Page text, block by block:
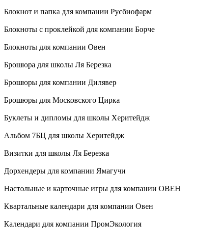
Блокнот и папка для компании Русбиофарм
Блокноты с проклейкой для компании Борче
Блокноты для компании Овен
Брошюра для школы Ля Березка
Брошюры для компании Дилявер
Брошюры для Московского Цирка
Буклеты и дипломы для школы Херитейдж
Альбом 7БЦ для школы Херитейдж
Визитки для школы Ля Березка
Дорхендеры для компании Ямагучи
Настольные и карточные игры для компании ОВЕН
Квартальные календари для компании Овен
Календари для компании ПромЭкология